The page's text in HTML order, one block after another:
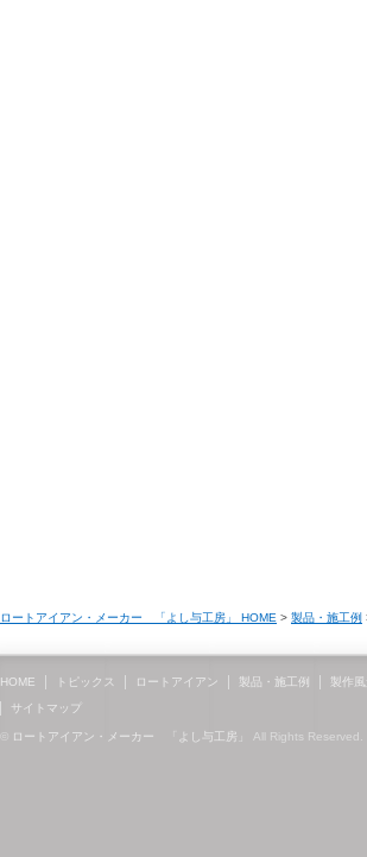
ロートアイアン・メーカー 「よし与工房」 HOME > 製品・施工例
HOME トピックス ロートアイアン 製品・施工例 製作風
サイトマップ
ロートアイアン・メーカー 「よし与工房」 All Rights Reserved.